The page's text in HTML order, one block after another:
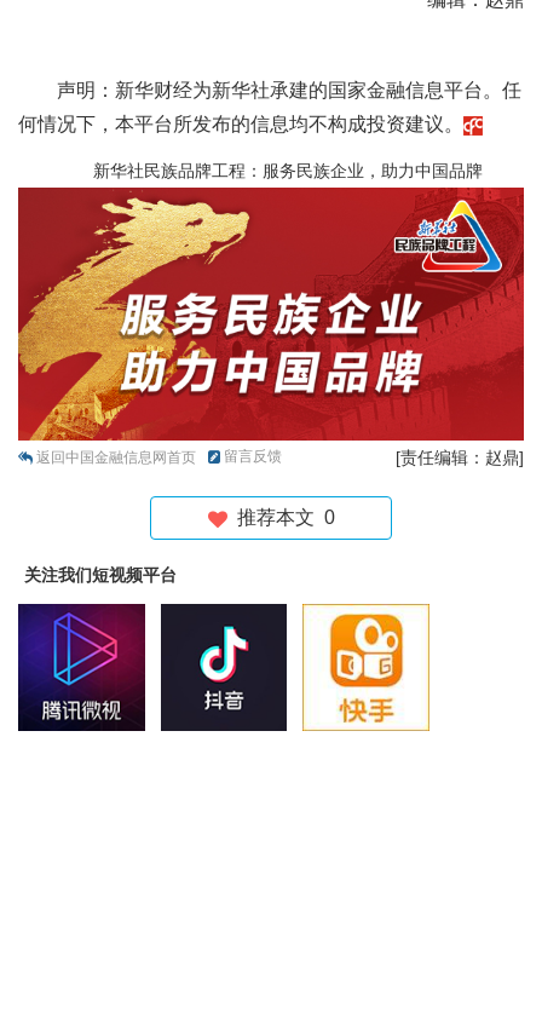
声明：新华财经为新华社承建的国家金融信息平台。任
何情况下，本平台所发布的信息均不构成投资建议。
新华社民族品牌工程：服务民族企业，助力中国品牌
返回中国金融信息网首页 留言反馈 [责任编辑：赵鼎]
推荐本文 0
关注我们短视频平台